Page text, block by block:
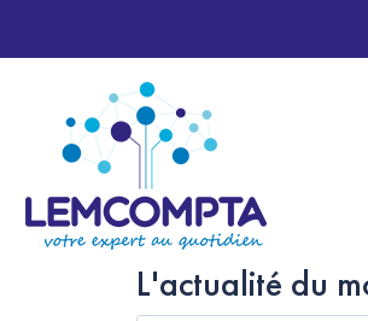
L'actualité du